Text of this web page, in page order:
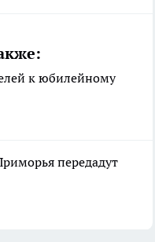
к юбилейному
передадут